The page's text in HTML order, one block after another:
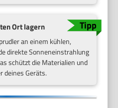
Ort lagern
an einem kühlen,
direkte Sonneneinstrahlung
schützt die Materialien und
deines Geräts.